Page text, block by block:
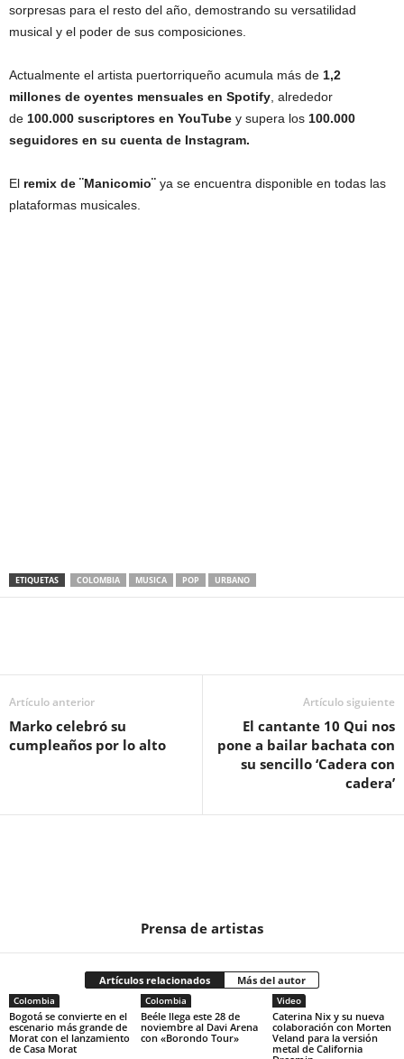
sorpresas para el resto del año, demostrando su versatilidad
musical y el poder de sus composiciones.
Actualmente el artista puertorriqueño acumula más de 1,2
millones de oyentes mensuales en Spotify , alrededor
de 100.000 suscriptores en YouTube y supera los 100.000
seguidores en su cuenta de Instagram.
El remix de ¨Manicomio¨ ya se encuentra disponible en todas las
plataformas musicales.
ETIQUETAS COLOMBIA MUSICA POP URBANO
Artículo anterior
Marko celebró su
cumpleaños por lo alto
Artículo siguiente
El cantante 10 Qui nos
pone a bailar bachata con
su sencillo ‘Cadera con
cadera’
Prensa de artistas
Artículos relacionados Más del autor
Colombia
Bogotá se convierte en el
escenario más grande de
Morat con el lanzamiento
de Casa Morat
Colombia
Beéle llega este 28 de
noviembre al Davi Arena
con «Borondo Tour»
Video
Caterina Nix y su nueva
colaboración con Morten
Veland para la versión
metal de California